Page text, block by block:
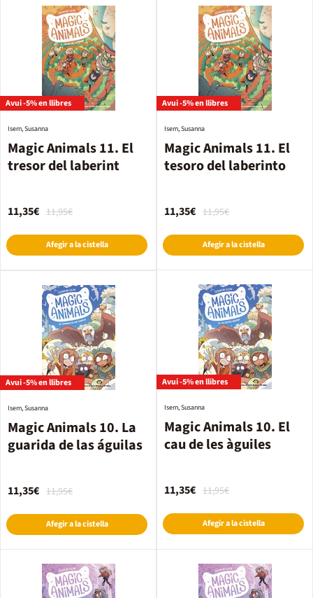
Avui -5% en llibres
Magic Animals 11. El
tresor del laberint
Isern, Susanna
11,95€
11,35€
Afegir a la cistella
Avui -5% en llibres
Magic Animals 11. El
tesoro del laberinto
Isern, Susanna
11,95€
11,35€
Afegir a la cistella
Avui -5% en llibres
Magic Animals 10. La
guarida de las águilas
Isern, Susanna
11,95€
11,35€
Afegir a la cistella
Avui -5% en llibres
Magic Animals 10. El
cau de les àguiles
Isern, Susanna
11,95€
11,35€
Afegir a la cistella